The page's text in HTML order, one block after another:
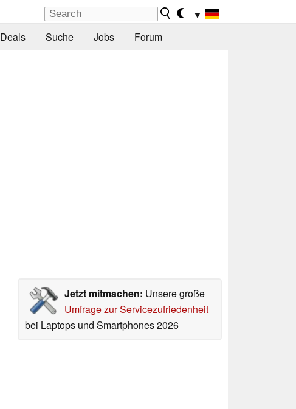
▼
Deals Suche Jobs Forum
Jetzt mitmachen: Unsere große
Umfrage zur Servicezufriedenheit
bei Laptops und Smartphones 2026